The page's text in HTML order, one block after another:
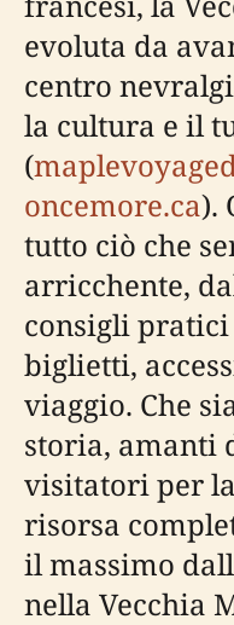
evoluta da
centro
la cultura e il
(
oncemore.ca).
tutto ciò che
arricchente,
consigli
biglietti,
viaggio. Che
storia, amanti
visitatori per
risorsa
il massimo
nella Vecchia